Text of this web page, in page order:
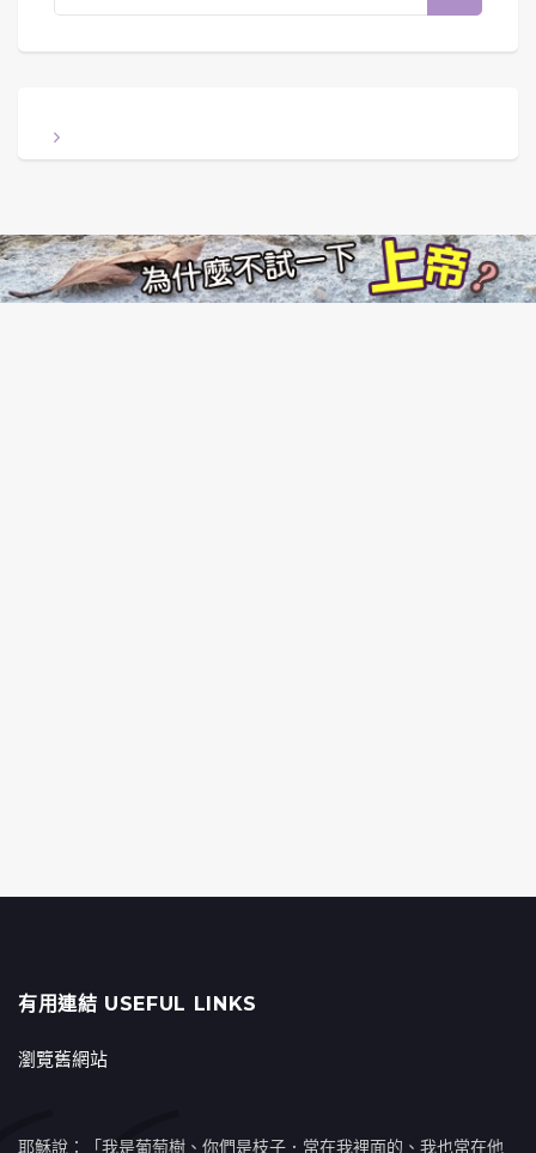
有用連結 USEFUL LINKS
瀏覽舊網站
耶穌說：「我是葡萄樹、你們是枝子．常在我裡面的、我也常在他